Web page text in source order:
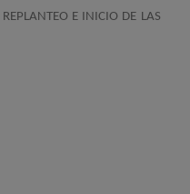
E INICIO DE LAS